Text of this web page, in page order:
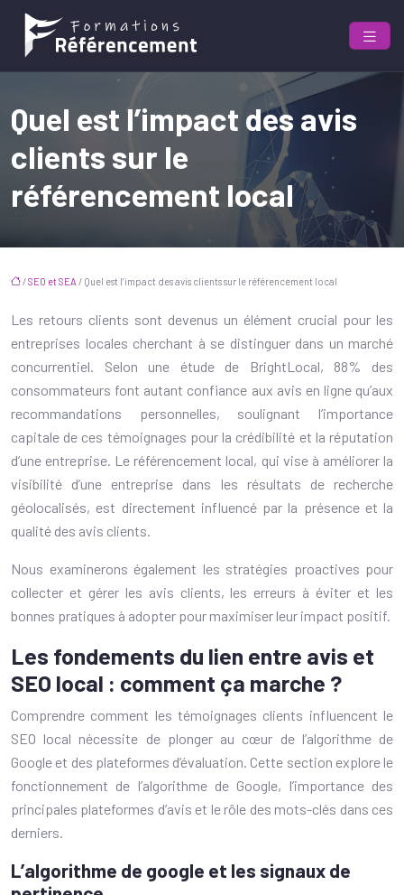
Quel est l’impact des avis
clients sur le
référencement local
/SEO et SEA / Quel est l’impact des avis clients sur le référencement local
Les retours clients sont devenus un élément crucial pour les
entreprises locales cherchant à se distinguer dans un marché
concurrentiel. Selon une étude de BrightLocal, 88% des
consommateurs font autant confiance aux avis en ligne qu’aux
recommandations personnelles, soulignant l’importance
capitale de ces témoignages pour la crédibilité et la réputation
d’une entreprise. Le référencement local, qui vise à améliorer la
visibilité d’une entreprise dans les résultats de recherche
géolocalisés, est directement influencé par la présence et la
qualité des avis clients.
Nous examinerons également les stratégies proactives pour
collecter et gérer les avis clients, les erreurs à éviter et les
bonnes pratiques à adopter pour maximiser leur impact positif.
Les fondements du lien entre avis et
SEO local : comment ça marche ?
Comprendre comment les témoignages clients influencent le
SEO local nécessite de plonger au cœur de l’algorithme de
Google et des plateformes d’évaluation. Cette section explore le
fonctionnement de l’algorithme de Google, l’importance des
principales plateformes d’avis et le rôle des mots-clés dans ces
derniers.
L’algorithme de google et les signaux de